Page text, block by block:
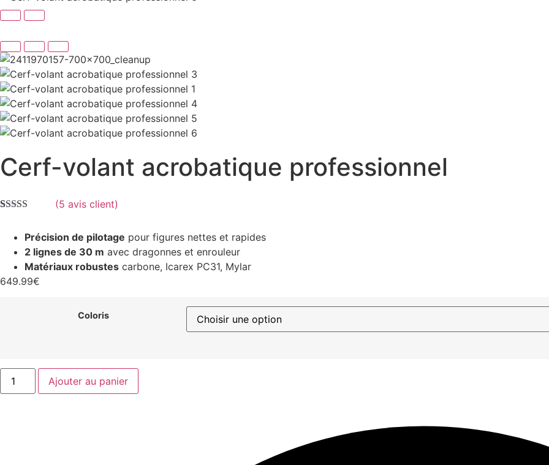
Cerf-volant acrobatique professionnel
notations
(5 avis client)
Précision de pilotage pour figures nettes et rapides
2 lignes de 30 m avec dragonnes et enrouleur
Matériaux robustes carbone, Icarex PC31, Mylar
649.99€
Coloris
Ajouter au panier